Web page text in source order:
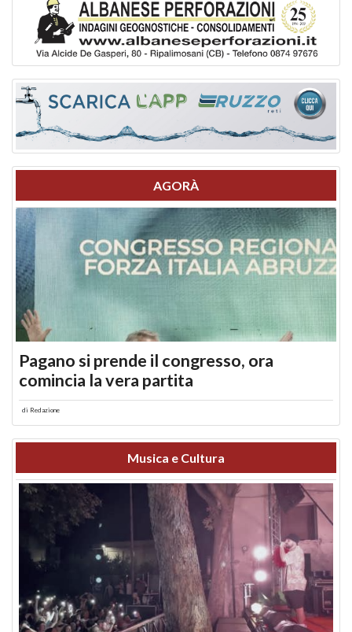
AGORÀ
Pagano si prende il congresso, ora
comincia la vera partita
di Redazione
Musica e Cultura